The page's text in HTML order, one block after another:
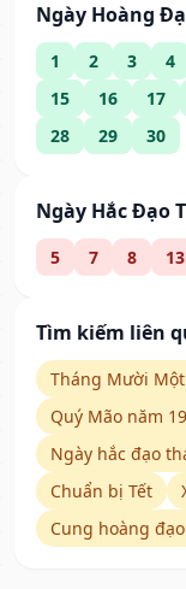
Ngày Hoàng
1 2 3 4
15
16 17
28
29 30
Ngày Hắc Đạo
5 7 8 13
Tìm kiếm liên
Tháng Mười
Quý Mão năm
Ngày hắc đạo
Chuẩn bị Tết
Cung hoàng